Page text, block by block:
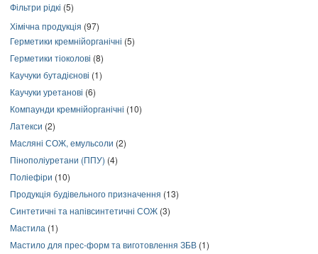
Фільтри рідкі (5)
Хімічна продукція (97)
Герметики кремнійорганічні (5)
Герметики тіоколові (8)
Каучуки бутадієнові (1)
Каучуки уретанові (6)
Компаунди кремнійорганічні (10)
Латекси (2)
Масляні СОЖ, емульсоли (2)
Пінополіуретани (ППУ) (4)
Поліефіри (10)
Продукція будівельного призначення (13)
Синтетичні та напівсинтетичні СОЖ (3)
Мастила (1)
Мастило для прес-форм та виготовлення ЗБВ (1)